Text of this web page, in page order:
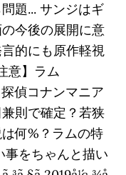
題... サンジはギ
今後の展開に意
的にも原作軽視
意】ラム
偵コナンマニア
則で確定？若狭
何%？ラムの特
事をちゃんと描い